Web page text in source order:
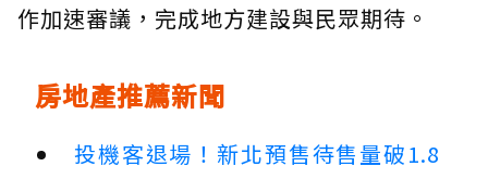
作加速審議，完成地方建設與民眾期待。
房地產推薦新聞
投機客退場！新北預售待售量破1.8